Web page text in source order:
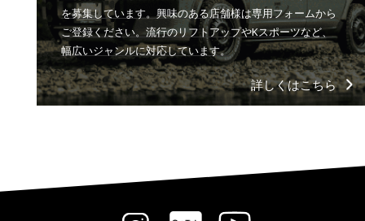
を募集しています。興味のある店舗様は専用フォームから
ご登録ください。流行のリフトアップやKスポーツなど、
幅広いジャンルに対応しています。
詳しくはこちら